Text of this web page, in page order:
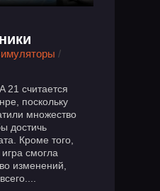
/
21 считается
поскольку
множество
достичь
Кроме того,
смогла
изменений,